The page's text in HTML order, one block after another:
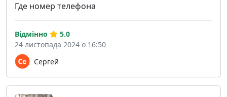
Где номер телефона
Сергей
Відмінно
5.0
24 листопада 2024 о 16:50